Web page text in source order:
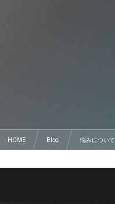
HOME Blog 悩みについて